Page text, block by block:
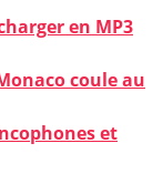
en MP3
coule au
et